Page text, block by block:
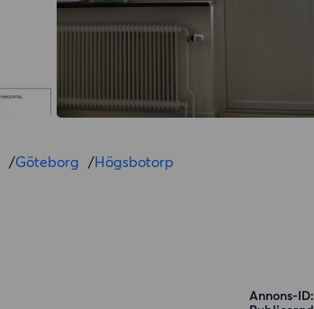
/Göteborg /Högsbotorp
Annons-ID: